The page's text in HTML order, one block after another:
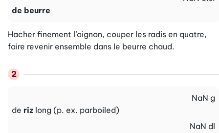
de beurre
Hacher finement l’oignon, couper les radis en quatre,
faire revenir ensemble dans le beurre chaud.
de riz long (p. ex. parboiled)
NaN g
NaN dl